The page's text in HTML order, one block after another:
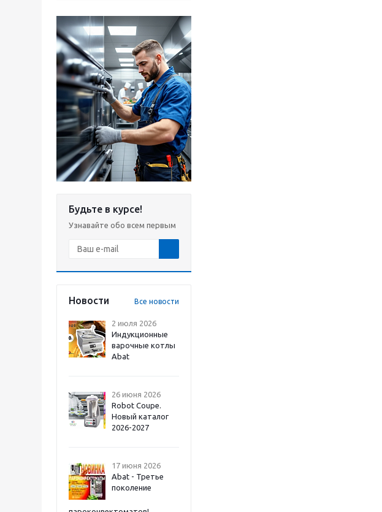
Будьте в курсе!
Узнавайте обо всем первым
Новости Все новости
2 июля 2026
Индукционные
варочные котлы
Abat
26 июня 2026
Robot Coupe.
Новый каталог
2026-2027
17 июня 2026
Abat - Третье
поколение